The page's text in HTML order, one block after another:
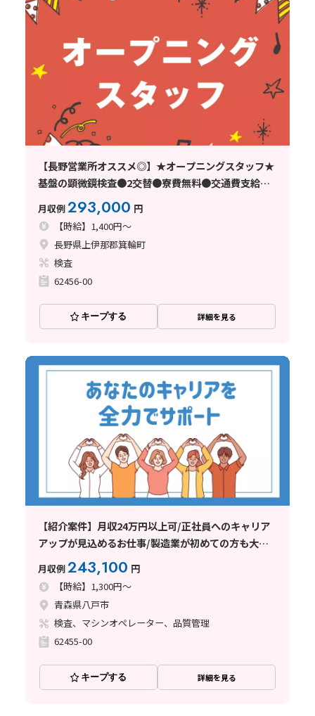
【長野営業所オススメ◎】★オープニングスタッフ★
基盤の顕微鏡検査●2交替●寮費無料●交通費支給●
未経験歓迎●長野県上伊那郡
月収例293,000 円
【時給】1,400円～
長野県上伊那郡箕輪町
検査
62456-00
キープする 詳細を見る
【紹介案件】月収24万円以上可/正社員へのキャリア
アップが見込めるお仕事/製造業が初めての方も大歓
月収例243,100 円
【時給】1,300円～
青森県八戸市
検査、マシンオペレーター、品質管理
62455-00
キープする 詳細を見る